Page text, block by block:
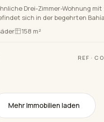
Drei-Zimmer-Wohnung mit
sich in der begehrten
Linie zum Strand und Gol…
158 m²
REF ·
Mehr Immobilien laden